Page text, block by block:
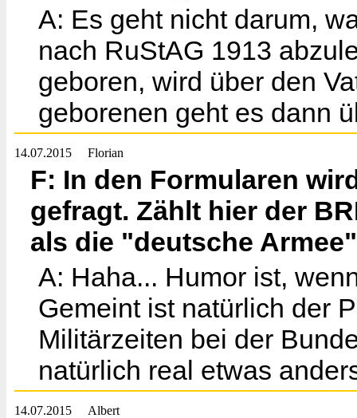
A: Es geht nicht darum,
nach RuStAG 1913
geboren, wird über den
geborenen geht es dann
14.07.2015 Florian
F: In den Formularen
gefragt. Zählt hier der
als die "deutsche
A: Haha... Humor ist,
Gemeint ist natürlich der
Militärzeiten bei der
natürlich real etwas
14.07.2015 Albert